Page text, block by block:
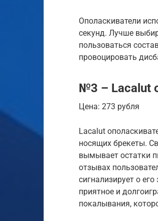
Ополаскиватели
секунд. Лучше
пользоваться
провоцировать
№3 – Lacalut
Цена: 273 рубля
Lacalut
носящих брекеты.
вымывает остатки
отзывах
сигнализирует о
приятное и
покалывания,